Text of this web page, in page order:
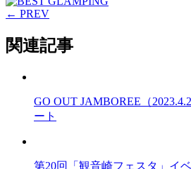
← PREV
関連記事
GO OUT JAMBOREE（
ート
第20回「観音崎フェスタ」イ